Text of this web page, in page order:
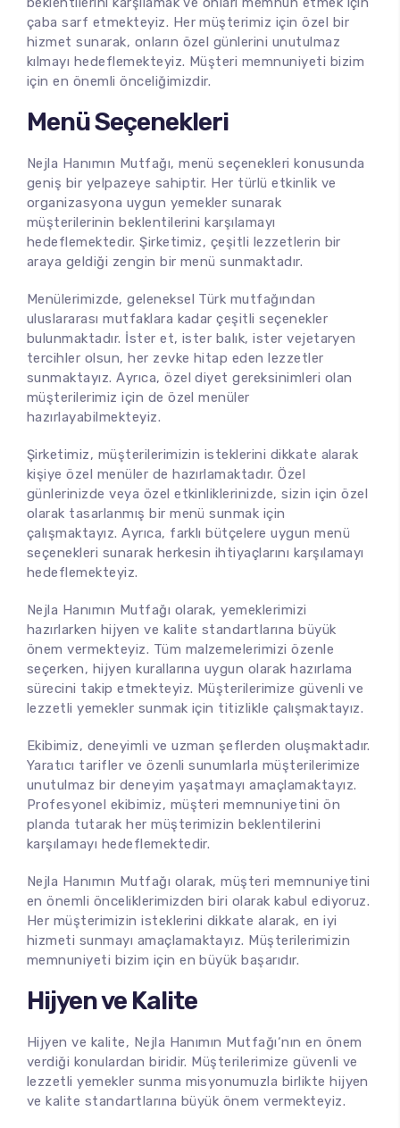
çaba sarf etmekteyiz. Her müşterimiz için özel bir
hizmet sunarak, onların özel günlerini unutulmaz
kılmayı hedeflemekteyiz. Müşteri memnuniyeti bizim
için en önemli önceliğimizdir.
Menü Seçenekleri
Nejla Hanımın Mutfağı, menü seçenekleri konusunda
geniş bir yelpazeye sahiptir. Her türlü etkinlik ve
organizasyona uygun yemekler sunarak
müşterilerinin beklentilerini karşılamayı
hedeflemektedir. Şirketimiz, çeşitli lezzetlerin bir
araya geldiği zengin bir menü sunmaktadır.
Menülerimizde, geleneksel Türk mutfağından
uluslararası mutfaklara kadar çeşitli seçenekler
bulunmaktadır. İster et, ister balık, ister vejetaryen
tercihler olsun, her zevke hitap eden lezzetler
sunmaktayız. Ayrıca, özel diyet gereksinimleri olan
müşterilerimiz için de özel menüler
hazırlayabilmekteyiz.
Şirketimiz, müşterilerimizin isteklerini dikkate alarak
kişiye özel menüler de hazırlamaktadır. Özel
günlerinizde veya özel etkinliklerinizde, sizin için özel
olarak tasarlanmış bir menü sunmak için
çalışmaktayız. Ayrıca, farklı bütçelere uygun menü
seçenekleri sunarak herkesin ihtiyaçlarını karşılamayı
hedeflemekteyiz.
Nejla Hanımın Mutfağı olarak, yemeklerimizi
hazırlarken hijyen ve kalite standartlarına büyük
önem vermekteyiz. Tüm malzemelerimizi özenle
seçerken, hijyen kurallarına uygun olarak hazırlama
sürecini takip etmekteyiz. Müşterilerimize güvenli ve
lezzetli yemekler sunmak için titizlikle çalışmaktayız.
Ekibimiz, deneyimli ve uzman şeflerden oluşmaktadır.
Yaratıcı tarifler ve özenli sunumlarla müşterilerimize
unutulmaz bir deneyim yaşatmayı amaçlamaktayız.
Profesyonel ekibimiz, müşteri memnuniyetini ön
planda tutarak her müşterimizin beklentilerini
karşılamayı hedeflemektedir.
Nejla Hanımın Mutfağı olarak, müşteri memnuniyetini
en önemli önceliklerimizden biri olarak kabul ediyoruz.
Her müşterimizin isteklerini dikkate alarak, en iyi
hizmeti sunmayı amaçlamaktayız. Müşterilerimizin
memnuniyeti bizim için en büyük başarıdır.
Hijyen ve Kalite
Hijyen ve kalite, Nejla Hanımın Mutfağı‘nın en önem
verdiği konulardan biridir. Müşterilerimize güvenli ve
lezzetli yemekler sunma misyonumuzla birlikte hijyen
ve kalite standartlarına büyük önem vermekteyiz.